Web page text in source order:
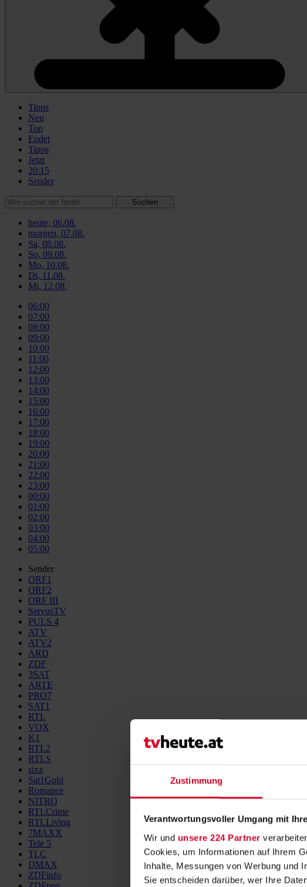
Zustimmung
Verantwortungsvoller Umgang mit
Wir und unsere 224 Partner
Cookies, um Informationen auf Ihrem
Inhalte, Messungen von Werbung und
Sie entscheiden darüber, wer Ihre
Tipps
Neu
Top
Endet
Tipps
Jetzt
20:15
Sender
Suchen
heute, 06.08.
morgen, 07.08.
Sa, 08.08.
So, 09.08.
Mo, 10.08.
Di, 11.08.
Mi, 12.08.
06:00
07:00
08:00
09:00
10:00
11:00
12:00
13:00
14:00
15:00
16:00
17:00
18:00
19:00
20:00
21:00
22:00
23:00
00:00
01:00
02:00
03:00
04:00
05:00
Sender
ORF1
ORF2
ORF III
ServusTV
PULS 4
ATV
ATV2
ARD
ZDF
3SAT
ARTE
PRO7
SAT1
RTL
VOX
K1
RTL2
RTLS
sixx
Sat1Gold
Romance
NITRO
RTLCrime
RTLLiving
7MAXX
Tele 5
TLC
DMAX
ZDFinfo